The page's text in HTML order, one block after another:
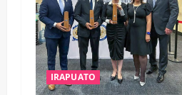
IRAPUATO